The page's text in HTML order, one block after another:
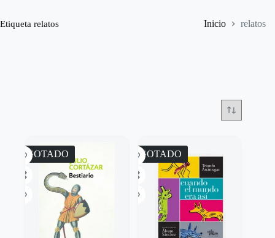
Etiqueta relatos Inicio relatos
AGOTADO AGOTADO